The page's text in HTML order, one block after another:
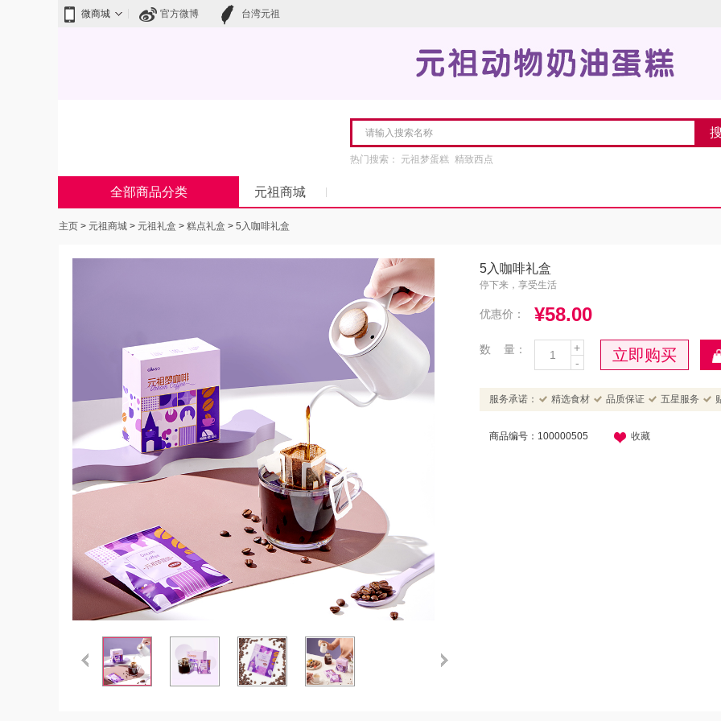
微商城 官方微博 台湾元祖
热门搜索： 元祖梦蛋糕 精致西点
元祖商城
全部商品分类
主页> 元祖商城> 元祖礼盒 > 糕点礼盒 > 5入咖啡礼盒
5入咖啡礼盒
停下来，享受生活
优惠价： ¥58.00
数 量：
+
-
立即购买
服务承诺： 精选食材 品质保证 五星服务
商品编号：100000505 收藏